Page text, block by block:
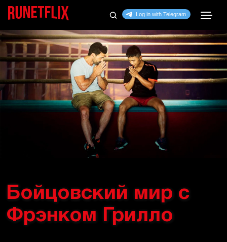
Бойцовский мир с
Фрэнком Грилло